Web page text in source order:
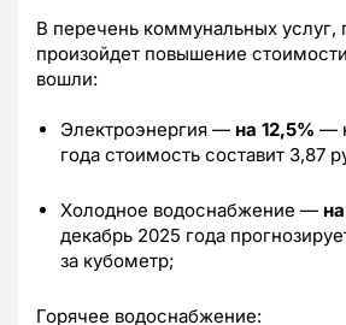
В перечень коммунальных услуг,
произойдет повышение
вошли:
Электроэнергия — на 12,5% —
года стоимость составит 3,87
Холодное водоснабжение —
декабрь 2025 года
за кубометр;
Горячее водоснабжение: